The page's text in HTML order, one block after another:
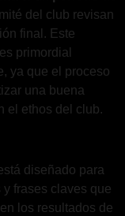
del club revisan
final. Este
primordial
ya que el proceso
una buena
el ethos del club.
diseñado para
frases claves que
los resultados de